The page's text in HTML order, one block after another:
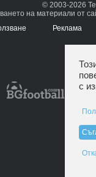
© 2003-2026
на материали от
Реклама
с